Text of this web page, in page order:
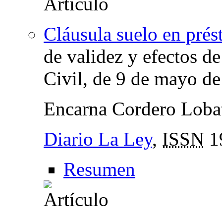
Cláusula suelo en
de validez y efectos
Civil, de 9 de mayo
Encarna Cordero
Diario La Ley, ISSN
Resumen